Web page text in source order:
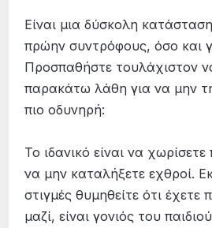
Είναι μια δύσκολη
πρώην συντρόφους, όσο και
Προσπαθήστε τουλάχιστον
παρακάτω λάθη για να μην
πιο οδυνηρή:
Το ιδανικό είναι να χωρίσετε
να μην καταλήξετε εχθροί.
στιγμές θυμηθείτε ότι έχετε
μαζί, είναι γονιός του